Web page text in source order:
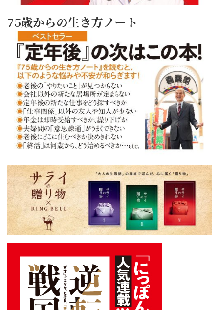
75歳からの生き方ノート